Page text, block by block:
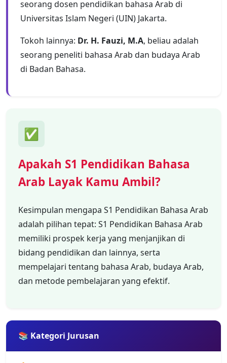
seorang dosen pendidikan bahasa Arab di
Universitas Islam Negeri (UIN) Jakarta.
Tokoh lainnya: Dr. H. Fauzi, M.A, beliau adalah
seorang peneliti bahasa Arab dan budaya Arab
di Badan Bahasa.
✅
Apakah S1 Pendidikan Bahasa
Arab Layak Kamu Ambil?
Kesimpulan mengapa S1 Pendidikan Bahasa Arab
adalah pilihan tepat: S1 Pendidikan Bahasa Arab
memiliki prospek kerja yang menjanjikan di
bidang pendidikan dan lainnya, serta
mempelajari tentang bahasa Arab, budaya Arab,
dan metode pembelajaran yang efektif.
📚 Kategori Jurusan